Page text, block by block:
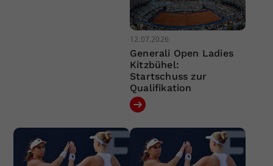
12.07.2026
Generali Open Ladies
Kitzbühel:
Startschuss zur
Qualifikation